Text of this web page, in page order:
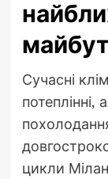
Сучасні
цикли